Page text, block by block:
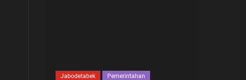
Jabodetabek
Pemerintahan